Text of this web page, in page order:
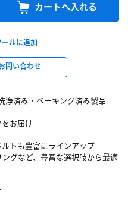
済み・ベーキング済み製品
お届け
トも豊富にラインアップ
グなど、豊富な選択肢から最適
カートへ入れる
ルに追加
問い合わせ
せページ よりお問い合わせくださ